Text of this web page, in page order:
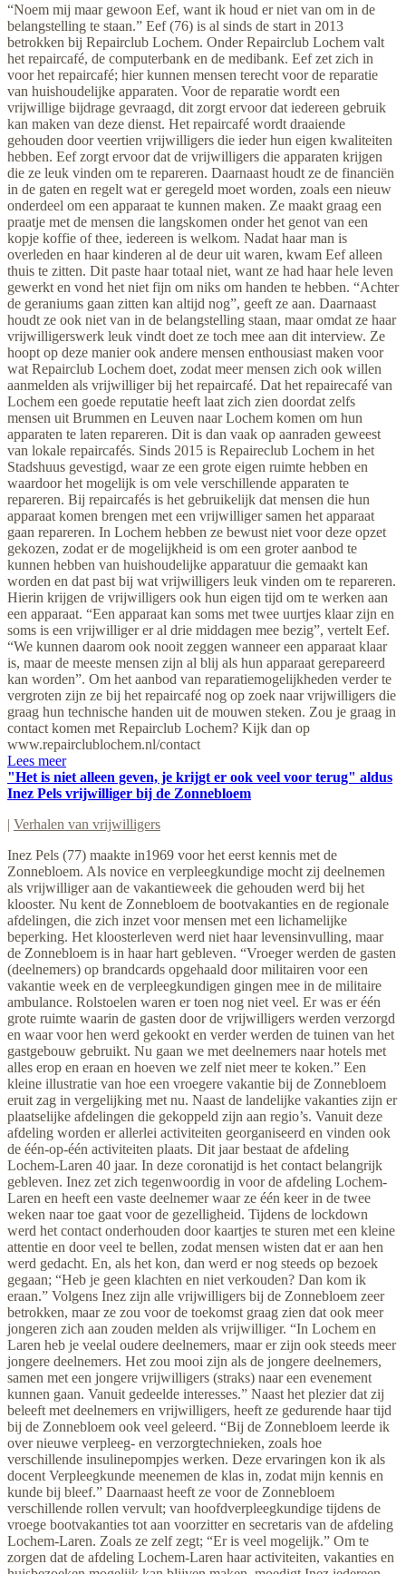
“Noem mij maar gewoon Eef, want ik houd er niet van om in de
belangstelling te staan.” Eef (76) is al sinds de start in 2013
betrokken bij Repairclub Lochem. Onder Repairclub Lochem valt
het repaircafé, de computerbank en de medibank. Eef zet zich in
voor het repaircafé; hier kunnen mensen terecht voor de reparatie
van huishoudelijke apparaten. Voor de reparatie wordt een
vrijwillige bijdrage gevraagd, dit zorgt ervoor dat iedereen gebruik
kan maken van deze dienst. Het repaircafé wordt draaiende
gehouden door veertien vrijwilligers die ieder hun eigen kwaliteiten
hebben. Eef zorgt ervoor dat de vrijwilligers die apparaten krijgen
die ze leuk vinden om te repareren. Daarnaast houdt ze de financiën
in de gaten en regelt wat er geregeld moet worden, zoals een nieuw
onderdeel om een apparaat te kunnen maken. Ze maakt graag een
praatje met de mensen die langskomen onder het genot van een
kopje koffie of thee, iedereen is welkom. Nadat haar man is
overleden en haar kinderen al de deur uit waren, kwam Eef alleen
thuis te zitten. Dit paste haar totaal niet, want ze had haar hele leven
gewerkt en vond het niet fijn om niks om handen te hebben. “Achter
de geraniums gaan zitten kan altijd nog”, geeft ze aan. Daarnaast
houdt ze ook niet van in de belangstelling staan, maar omdat ze haar
vrijwilligerswerk leuk vindt doet ze toch mee aan dit interview. Ze
hoopt op deze manier ook andere mensen enthousiast maken voor
wat Repairclub Lochem doet, zodat meer mensen zich ook willen
aanmelden als vrijwilliger bij het repaircafé. Dat het repairecafé van
Lochem een goede reputatie heeft laat zich zien doordat zelfs
mensen uit Brummen en Leuven naar Lochem komen om hun
apparaten te laten repareren. Dit is dan vaak op aanraden geweest
van lokale repaircafés. Sinds 2015 is Repaireclub Lochem in het
Stadshuus gevestigd, waar ze een grote eigen ruimte hebben en
waardoor het mogelijk is om vele verschillende apparaten te
repareren. Bij repaircafés is het gebruikelijk dat mensen die hun
apparaat komen brengen met een vrijwilliger samen het apparaat
gaan repareren. In Lochem hebben ze bewust niet voor deze opzet
gekozen, zodat er de mogelijkheid is om een groter aanbod te
kunnen hebben van huishoudelijke apparatuur die gemaakt kan
worden en dat past bij wat vrijwilligers leuk vinden om te repareren.
Hierin krijgen de vrijwilligers ook hun eigen tijd om te werken aan
een apparaat. “Een apparaat kan soms met twee uurtjes klaar zijn en
soms is een vrijwilliger er al drie middagen mee bezig”, vertelt Eef.
“We kunnen daarom ook nooit zeggen wanneer een apparaat klaar
is, maar de meeste mensen zijn al blij als hun apparaat gerepareerd
kan worden”. Om het aanbod van reparatiemogelijkheden verder te
vergroten zijn ze bij het repaircafé nog op zoek naar vrijwilligers die
graag hun technische handen uit de mouwen steken. Zou je graag in
contact komen met Repairclub Lochem? Kijk dan op
www.repairclublochem.nl/contact
Lees meer
"Het is niet alleen geven, je krijgt er ook veel voor terug" aldus
Inez Pels vrijwilliger bij de Zonnebloem
| Verhalen van vrijwilligers
Inez Pels (77) maakte in1969 voor het eerst kennis met de
Zonnebloem. Als novice en verpleegkundige mocht zij deelnemen
als vrijwilliger aan de vakantieweek die gehouden werd bij het
klooster. Nu kent de Zonnebloem de bootvakanties en de regionale
afdelingen, die zich inzet voor mensen met een lichamelijke
beperking. Het kloosterleven werd niet haar levensinvulling, maar
de Zonnebloem is in haar hart gebleven. “Vroeger werden de gasten
(deelnemers) op brandcards opgehaald door militairen voor een
vakantie week en de verpleegkundigen gingen mee in de militaire
ambulance. Rolstoelen waren er toen nog niet veel. Er was er één
grote ruimte waarin de gasten door de vrijwilligers werden verzorgd
en waar voor hen werd gekookt en verder werden de tuinen van het
gastgebouw gebruikt. Nu gaan we met deelnemers naar hotels met
alles erop en eraan en hoeven we zelf niet meer te koken.” Een
kleine illustratie van hoe een vroegere vakantie bij de Zonnebloem
eruit zag in vergelijking met nu. Naast de landelijke vakanties zijn er
plaatselijke afdelingen die gekoppeld zijn aan regio’s. Vanuit deze
afdeling worden er allerlei activiteiten georganiseerd en vinden ook
de één-op-één activiteiten plaats. Dit jaar bestaat de afdeling
Lochem-Laren 40 jaar. In deze coronatijd is het contact belangrijk
gebleven. Inez zet zich tegenwoordig in voor de afdeling Lochem-
Laren en heeft een vaste deelnemer waar ze één keer in de twee
weken naar toe gaat voor de gezelligheid. Tijdens de lockdown
werd het contact onderhouden door kaartjes te sturen met een kleine
attentie en door veel te bellen, zodat mensen wisten dat er aan hen
werd gedacht. En, als het kon, dan werd er nog steeds op bezoek
gegaan; “Heb je geen klachten en niet verkouden? Dan kom ik
eraan.” Volgens Inez zijn alle vrijwilligers bij de Zonnebloem zeer
betrokken, maar ze zou voor de toekomst graag zien dat ook meer
jongeren zich aan zouden melden als vrijwilliger. “In Lochem en
Laren heb je veelal oudere deelnemers, maar er zijn ook steeds meer
jongere deelnemers. Het zou mooi zijn als de jongere deelnemers,
samen met een jongere vrijwilligers (straks) naar een evenement
kunnen gaan. Vanuit gedeelde interesses.” Naast het plezier dat zij
beleeft met deelnemers en vrijwilligers, heeft ze gedurende haar tijd
bij de Zonnebloem ook veel geleerd. “Bij de Zonnebloem leerde ik
over nieuwe verpleeg- en verzorgtechnieken, zoals hoe
verschillende insulinepompjes werken. Deze ervaringen kon ik als
docent Verpleegkunde meenemen de klas in, zodat mijn kennis en
kunde bij bleef.” Daarnaast heeft ze voor de Zonnebloem
verschillende rollen vervult; van hoofdverpleegkundige tijdens de
vroege bootvakanties tot aan voorzitter en secretaris van de afdeling
Lochem-Laren. Zoals ze zelf zegt; “Er is veel mogelijk.” Om te
zorgen dat de afdeling Lochem-Laren haar activiteiten, vakanties en